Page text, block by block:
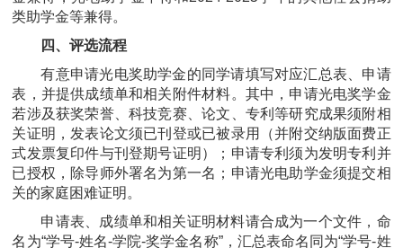
类助学金等兼得。
四、评选流程
有意申请光电奖助学金的同学请填写对应汇总表、申请
表，并提供成绩单和相关附件材料。其中，申请光电奖学金
若涉及获奖荣誉、科技竞赛、论文、专利等研究成果须附相
关证明，发表论文须已刊登或已被录用（并附交纳版面费正
式发票复印件与刊登期号证明）；申请专利须为发明专利并
已授权，除导师外署名为第一名；申请光电助学金须提交相
关的家庭困难证明。
申请表、成绩单和相关证明材料请合成为一个文件，命
名为“学号-姓名-学院-奖学金名称”，汇总表命名同为“学号-姓